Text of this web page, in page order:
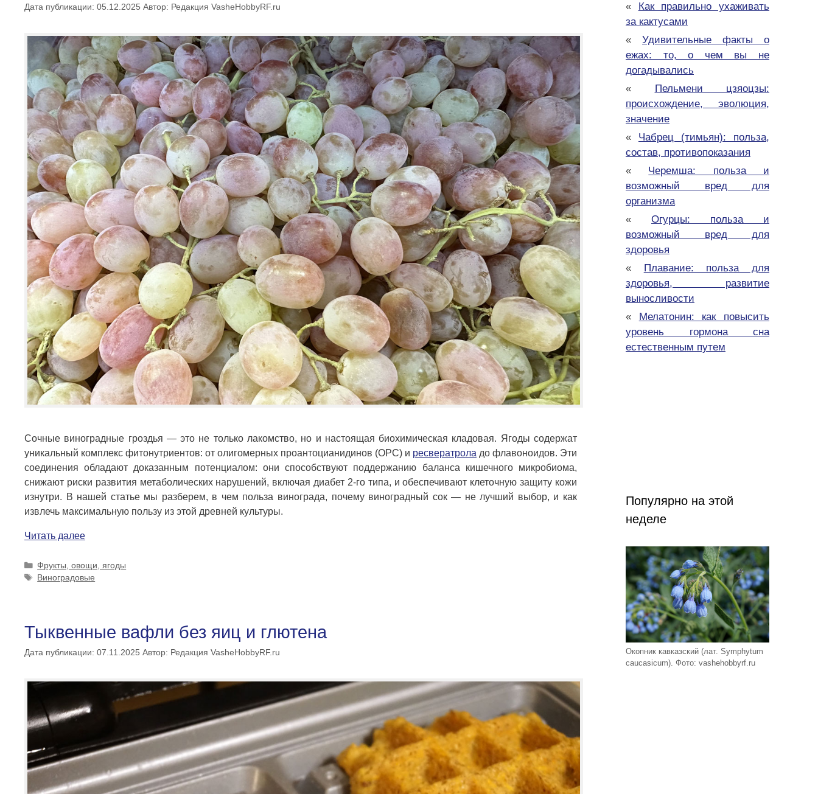
Дата публикации: 05.12.2025 Автор: Редакция VasheHobbyRF.ru
Сочные виноградные гроздья — это не только лакомство, но и настоящая биохимическая кладовая. Ягоды содержат
уникальный комплекс фитонутриентов: от олигомерных проантоцианидинов (OPC) и ресвератрола до флавоноидов. Эти
соединения обладают доказанным потенциалом: они способствуют поддержанию баланса кишечного микробиома,
снижают риски развития метаболических нарушений, включая диабет 2-го типа, и обеспечивают клеточную защиту кожи
изнутри. В нашей статье мы разберем, в чем польза винограда, почему виноградный сок — не лучший выбор, и как
извлечь максимальную пользу из этой древней культуры.
Читать далее
Рубрики
Фрукты, овощи, ягоды
Метки
Виноградовые
Тыквенные вафли без яиц и глютена
Дата публикации: 07.11.2025 Автор: Редакция VasheHobbyRF.ru
«
Как правильно ухаживать
за кактусами
« Удивительные факты о
ежах: то, о чем вы не
догадывались
«
Пельмени цзяоцзы:
происхождение, эволюция,
значение
« Чабрец (тимьян): польза,
состав, противопоказания
« Черемша: польза и
возможный вред для
организма
« Огурцы: польза и
возможный вред для
здоровья
«
Плавание: польза для
здоровья, развитие
выносливости
«
Мелатонин: как повысить
уровень гормона сна
естественным путем
Популярно на этой
неделе
Окопник кавказский (лат. Symphytum
caucasicum). Фото: vashehobbyrf.ru